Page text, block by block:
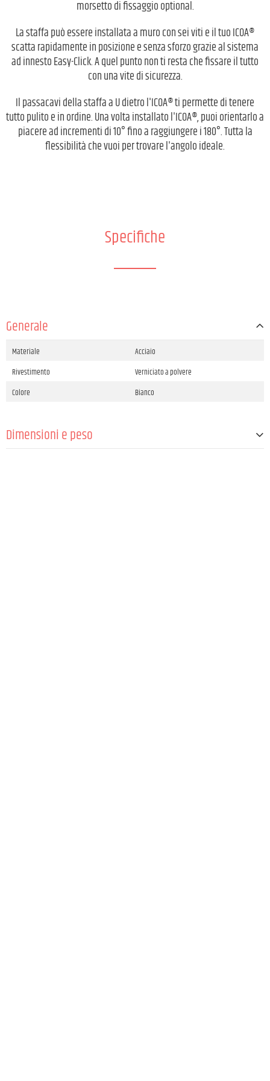
morsetto di fissaggio optional.
La staffa può essere installata a muro con sei viti e il tuo ICOA®
scatta rapidamente in posizione e senza sforzo grazie al sistema
ad innesto Easy-Click. A quel punto non ti resta che fissare il tutto
con una vite di sicurezza.
Il passacavi della staffa a U dietro l'ICOA® ti permette di tenere
tutto pulito e in ordine. Una volta installato l'ICOA®, puoi orientarlo a
piacere ad incrementi di 10° fino a raggiungere i 180°. Tutta la
flessibilità che vuoi per trovare l'angolo ideale.
Specifiche
Generale
Materiale
Acciaio
Rivestimento
Verniciato a polvere
Colore
Bianco
Dimensioni e peso